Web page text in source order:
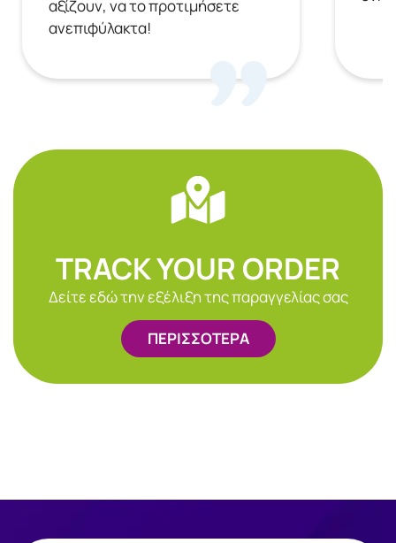
αξίζουν, να το προτιμήσετε
ανεπιφύλακτα!
TRACK YOUR ORDER
Δείτε εδώ την εξέλιξη της παραγγελίας σας
ΠΕΡΙΣΣΟΤΕΡΑ